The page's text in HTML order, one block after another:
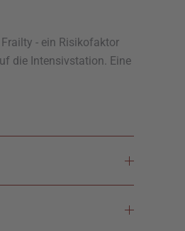
- ein Risikofaktor
die Intensivstation. Eine